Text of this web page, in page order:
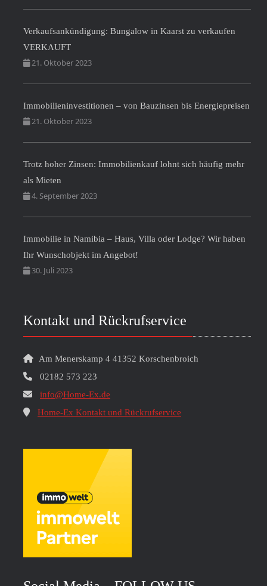
Verkaufsankündigung: Bungalow in Kaarst zu verkaufen
VERKAUFT
21. Oktober 2023
Immobilieninvestitionen – von Bauzinsen bis Energiepreisen
21. Oktober 2023
Trotz hoher Zinsen: Immobilienkauf lohnt sich häufig mehr
als Mieten
4. September 2023
Immobilie in Namibia – Haus, Villa oder Lodge? Wir haben
Ihr Wunschobjekt im Angebot!
30. Juli 2023
Kontakt und Rückrufservice
Am Menerskamp 4 41352 Korschenbroich
02182 573 223
info@Home-Ex.de
Home-Ex Kontakt und Rückrufservice